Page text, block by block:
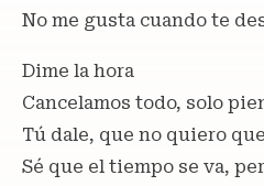
No me gusta cuando te
Dime la hora
Cancelamos todo, solo
Tú dale, que no quiero
Sé que el tiempo se va,